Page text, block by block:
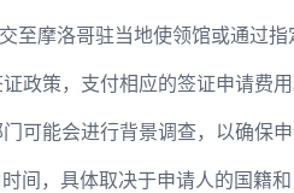
至摩洛哥驻当地使领馆或通过指
政策，支付相应的签证申请费用
可能会进行背景调查，以确保申
间，具体取决于申请人的国籍和